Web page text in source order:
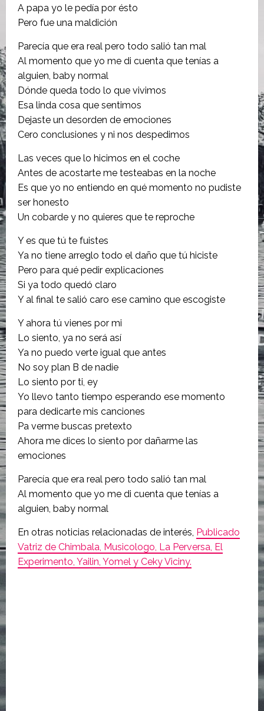
A papa yo le pedía por ésto
Pero fue una maldición
Parecía que era real pero todo salió tan mal
Al momento que yo me di cuenta que tenías a
alguien, baby normal
Dónde queda todo lo que vivimos
Esa linda cosa que sentimos
Dejaste un desorden de emociones
Cero conclusiones y ni nos despedimos
Las veces que lo hicimos en el coche
Antes de acostarte me testeabas en la noche
Es que yo no entiendo en qué momento no pudiste
ser honesto
Un cobarde y no quieres que te reproche
Y es que tú te fuistes
Ya no tiene arreglo todo el daño que tú hiciste
Pero para qué pedir explicaciones
Si ya todo quedó claro
Y al final te salió caro ese camino que escogiste
Y ahora tú vienes por mi
Lo siento, ya no será así
Ya no puedo verte igual que antes
No soy plan B de nadie
Lo siento por ti, ey
Yo llevo tanto tiempo esperando ese momento
para dedicarte mis canciones
Pa verme buscas pretexto
Ahora me dices lo siento por dañarme las
emociones
Parecía que era real pero todo salió tan mal
Al momento que yo me di cuenta que tenías a
alguien, baby normal
En otras noticias relacionadas de interés, Publicado
Vatriz de Chimbala, Musicologo, La Perversa, El
Experimento, Yailin, Yomel y Ceky Viciny.